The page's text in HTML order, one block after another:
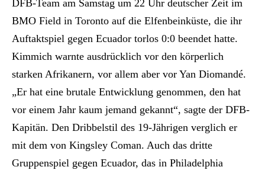
DFB-Team am Samstag um 22 Uhr deutscher Zeit im
BMO Field in Toronto auf die Elfenbeinküste, die ihr
Auftaktspiel gegen Ecuador torlos 0:0 beendet hatte.
Kimmich warnte ausdrücklich vor den körperlich
starken Afrikanern, vor allem aber vor Yan Diomandé.
„Er hat eine brutale Entwicklung genommen, den hat
vor einem Jahr kaum jemand gekannt“, sagte der DFB-
Kapitän. Den Dribbelstil des 19-Jährigen verglich er
mit dem von Kingsley Coman. Auch das dritte
Gruppenspiel gegen Ecuador, das in Philadelphia